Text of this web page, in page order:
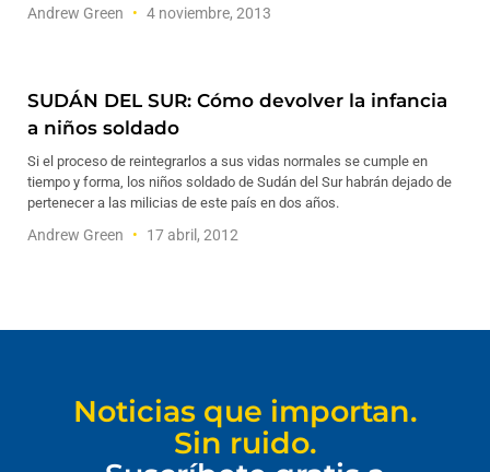
Andrew Green 4 noviembre, 2013
SUDÁN DEL SUR: Cómo devolver la infancia
a niños soldado
Si el proceso de reintegrarlos a sus vidas normales se cumple en
tiempo y forma, los niños soldado de Sudán del Sur habrán dejado de
pertenecer a las milicias de este país en dos años.
Andrew Green 17 abril, 2012
Noticias que importan.
Sin ruido.